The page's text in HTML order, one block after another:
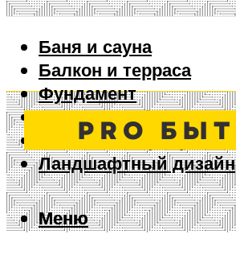
Баня и сауна
Балкон и терраса
Фундамент
Ворота и забор
Дизайн интерьера
Ландшафтный дизайн
Меню
Меню